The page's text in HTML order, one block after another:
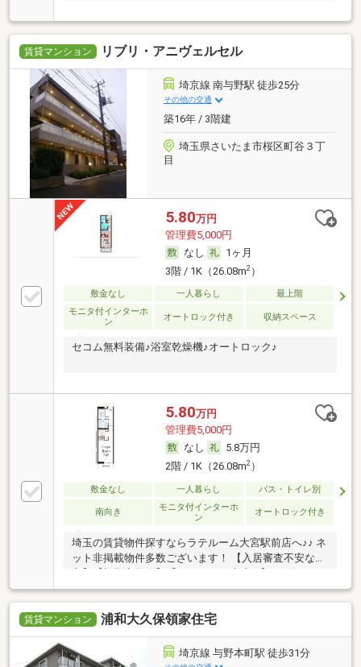
賃貸マンション リブリ・アニヴェルセル
埼京線 南与野駅 徒歩25分
その他の交通
築16年 / 3階建
埼玉県さいたま市桜区町谷３丁
目
5.80万円
管理費5,000円
なし
1ヶ月
3階 / 1K（26.08m2）
敷金なし 一人暮らし
最上階
モニタ付インターホ
ン
オートロック付き 収納スペース
セコム無料装備♪浴室乾燥機♪オートロック♪
5.80万円
管理費5,000円
なし
5.8万円
2階 / 1K（26.08m2）
敷金なし 一人暮らし バス・トイレ別
南向き
モニタ付インターホ
ン
オートロック付き
埼玉の賃貸物件探すならラテルーム大宮駅前店へ♪♪ ネ
ット非掲載物件多数ございます！ 【入居審査不安な
方】【初期安物件】【クレジット決済可】お気軽にご
相談ください！！ ※仲介手数料無料 『ご来店初めての
お客様・当物件を契約に限る』
賃貸マンション 浦和大久保領家住宅
埼京線 与野本町駅 徒歩31分